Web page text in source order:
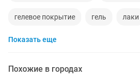
гелевое покрытие гель лаки
модель маникюр
Показать еще
Похожие в городах